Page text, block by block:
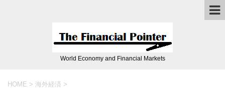
World Economy and Financial Markets
HOME > 海外経済 >